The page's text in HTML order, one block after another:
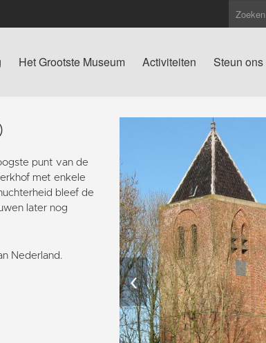
Het Grootste Museum Activiteiten Steun ons
punt van de
met enkele
bleef de
later nog
Nederland.
‹